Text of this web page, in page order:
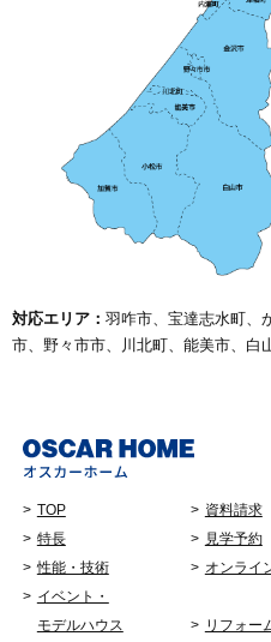
オンライ
対応エリア： 羽咋市、宝達志水町、
市、野々市市、川北町、能美市、白
TOP
特長
性能・技術
イベント・
モデルハウス
資料請求
見学予約
オンライ
リフォー